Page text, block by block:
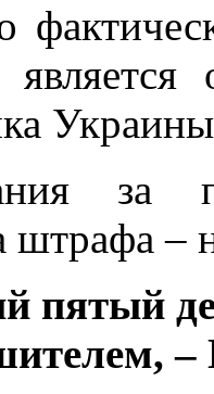
за
штрафа
пятый
–